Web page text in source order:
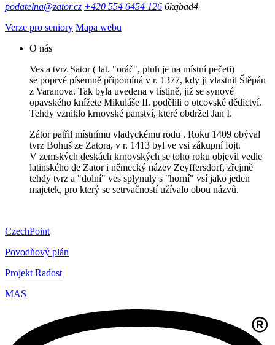
podatelna@zator.cz +420 554 6454 126 6kqbad4
Verze pro seniory Mapa webu
O nás
Ves a tvrz Sator ( lat. "oráč", pluh je na místní pečeti)
se poprvé písemně připomíná v r. 1377, kdy ji vlastnil Štěpán
z Varanova. Tak byla uvedena v listině, již se synové
opavského knížete Mikuláše II. podělili o otcovské dědictví.
Tehdy vzniklo krnovské panství, které obdržel Jan I.
Zátor patřil místnímu vladyckému rodu . Roku 1409 obýval
tvrz Bohuš ze Zatora, v r. 1413 byl ve vsi zákupní fojt.
V zemských deskách krnovských se toho roku objevil vedle
latinského de Zator i německý název Zeyffersdorf, zřejmě
tehdy tvrz a "dolní" ves splynuly s "horní" vsí jako jeden
majetek, pro který se setrvačností užívalo obou názvů.
CzechPoint
Povodňový plán
Projekt Radost
MAS